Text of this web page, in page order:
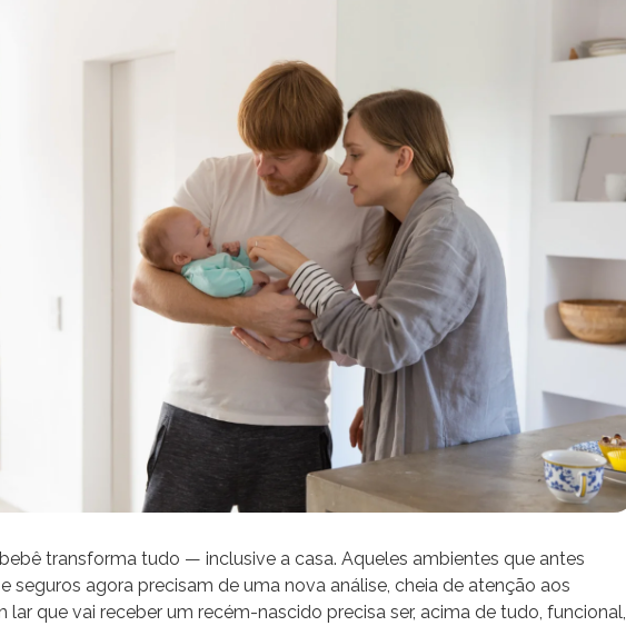
transforma tudo — inclusive a casa. Aqueles ambientes que antes
seguros agora precisam de uma nova análise, cheia de atenção aos
lar que vai receber um recém-nascido precisa ser, acima de tudo, funcional,